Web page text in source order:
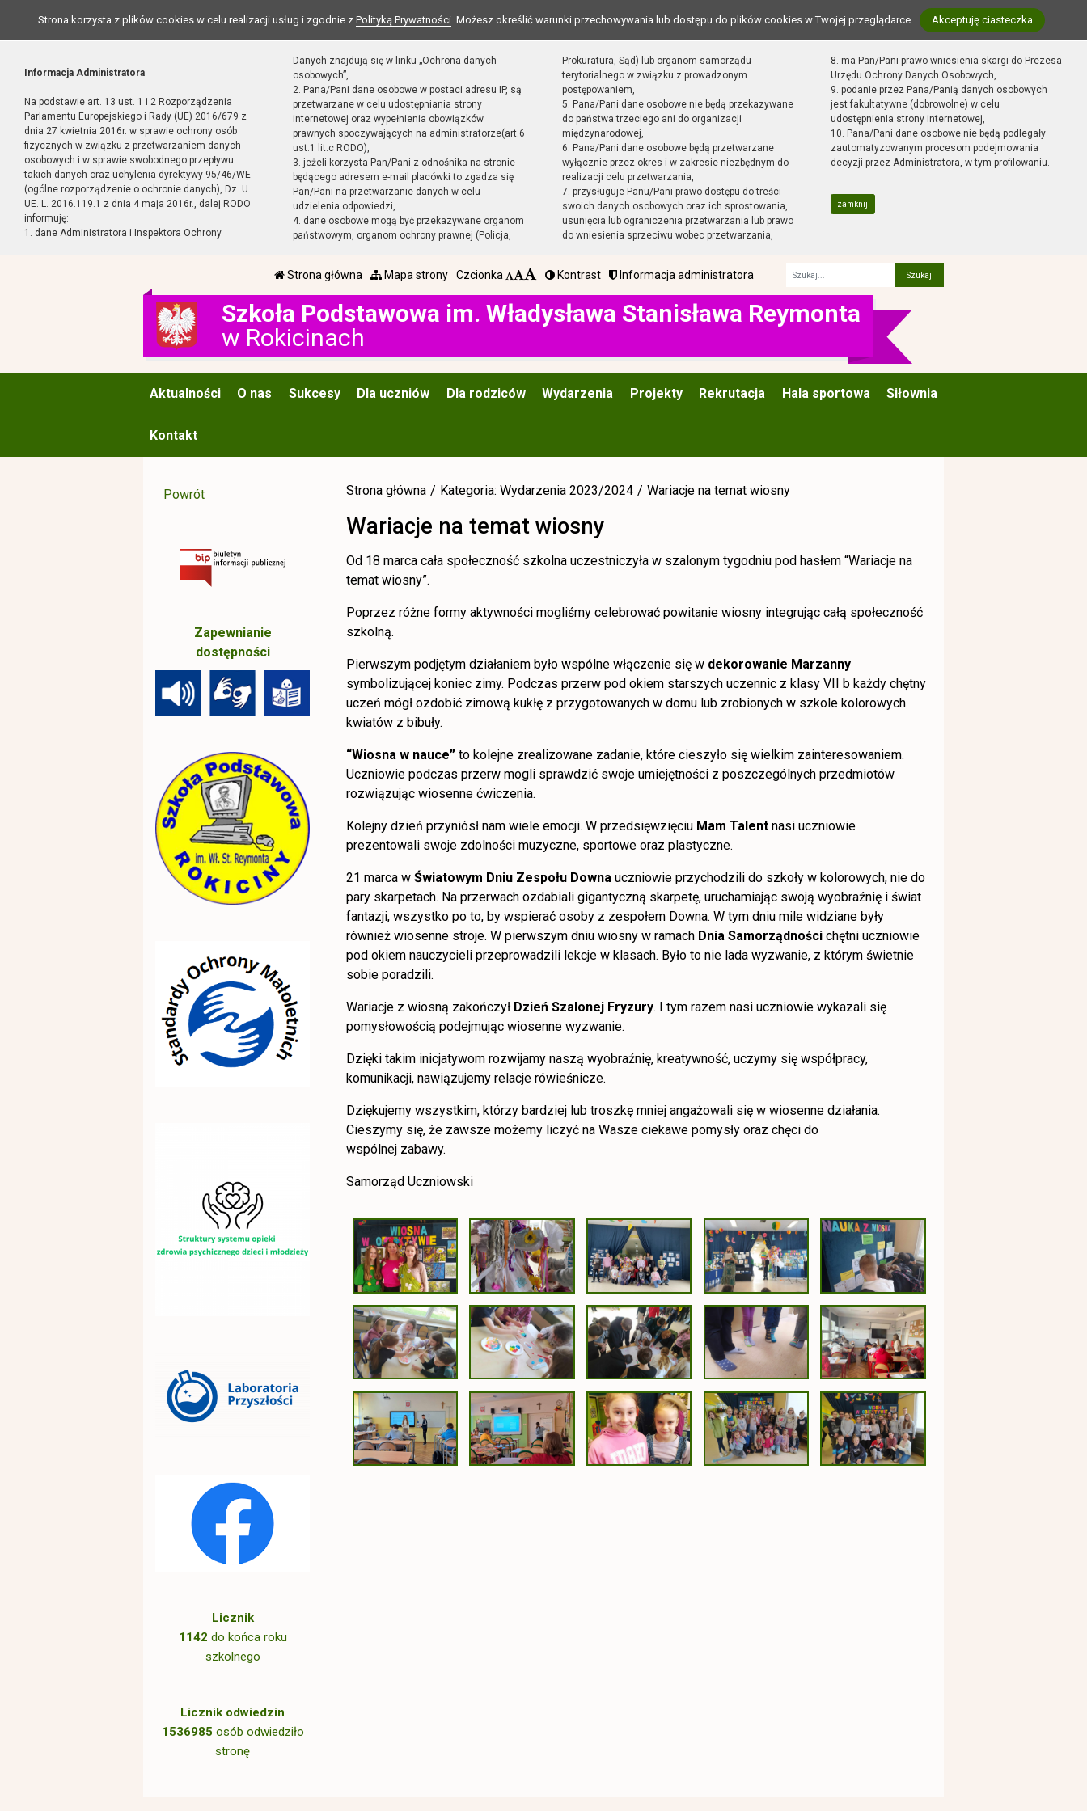
Strona korzysta z plików cookies w celu realizacji usług i zgodnie z Polityką Prywatności. Możesz określić warunki przechowywania lub dostępu do plików cookies w Twojej przeglądarce. Akceptuję ciasteczka
Informacja Administratora
Na podstawie art. 13 ust. 1 i 2 Rozporządzenia
Parlamentu Europejskiego i Rady (UE) 2016/679 z
dnia 27 kwietnia 2016r. w sprawie ochrony osób
fizycznych w związku z przetwarzaniem danych
osobowych i w sprawie swobodnego przepływu
takich danych oraz uchylenia dyrektywy 95/46/WE
(ogólne rozporządzenie o ochronie danych), Dz. U.
UE. L. 2016.119.1 z dnia 4 maja 2016r., dalej RODO
informuję:
1. dane Administratora i Inspektora Ochrony
Danych znajdują się w linku „Ochrona danych
osobowych”,
2. Pana/Pani dane osobowe w postaci adresu IP, są
przetwarzane w celu udostępniania strony
internetowej oraz wypełnienia obowiązków
prawnych spoczywających na administratorze(art.6
ust.1 lit.c RODO),
3. jeżeli korzysta Pan/Pani z odnośnika na stronie
będącego adresem e-mail placówki to zgadza się
Pan/Pani na przetwarzanie danych w celu
udzielenia odpowiedzi,
4. dane osobowe mogą być przekazywane organom
państwowym, organom ochrony prawnej (Policja,
Prokuratura, Sąd) lub organom samorządu
terytorialnego w związku z prowadzonym
postępowaniem,
5. Pana/Pani dane osobowe nie będą przekazywane
do państwa trzeciego ani do organizacji
międzynarodowej,
6. Pana/Pani dane osobowe będą przetwarzane
wyłącznie przez okres i w zakresie niezbędnym do
realizacji celu przetwarzania,
7. przysługuje Panu/Pani prawo dostępu do treści
swoich danych osobowych oraz ich sprostowania,
usunięcia lub ograniczenia przetwarzania lub prawo
do wniesienia sprzeciwu wobec przetwarzania,
8. ma Pan/Pani prawo wniesienia skargi do Prezesa
Urzędu Ochrony Danych Osobowych,
9. podanie przez Pana/Panią danych osobowych
jest fakultatywne (dobrowolne) w celu
udostępnienia strony internetowej,
10. Pana/Pani dane osobowe nie będą podlegały
zautomatyzowanym procesom podejmowania
decyzji przez Administratora, w tym profilowaniu.
zamknij
Strona główna Mapa strony Czcionka Kontrast Informacja administratora
Szkoła Podstawowa im. Władysława Stanisława Reymonta
w Rokicinach
Aktualności O nas Sukcesy Dla uczniów Dla rodziców Wydarzenia Projekty Rekrutacja Hala sportowa Siłownia
Kontakt
Strona główna Kategoria: Wydarzenia 2023/2024 Wariacje na temat wiosny
Wariacje na temat wiosny
Od 18 marca cała społeczność szkolna uczestniczyła w szalonym tygodniu pod hasłem “Wariacje na
temat wiosny”.
Poprzez różne formy aktywności mogliśmy celebrować powitanie wiosny integrując całą społeczność
szkolną.
Pierwszym podjętym działaniem było wspólne włączenie się w dekorowanie Marzanny
symbolizującej koniec zimy. Podczas przerw pod okiem starszych uczennic z klasy VII b każdy chętny
uczeń mógł ozdobić zimową kukłę z przygotowanych w domu lub zrobionych w szkole kolorowych
kwiatów z bibuły.
“Wiosna w nauce” to kolejne zrealizowane zadanie, które cieszyło się wielkim zainteresowaniem.
Uczniowie podczas przerw mogli sprawdzić swoje umiejętności z poszczególnych przedmiotów
rozwiązując wiosenne ćwiczenia.
Kolejny dzień przyniósł nam wiele emocji. W przedsięwzięciu Mam Talent nasi uczniowie
prezentowali swoje zdolności muzyczne, sportowe oraz plastyczne.
21 marca w Światowym Dniu Zespołu Downa uczniowie przychodzili do szkoły w kolorowych, nie do
pary skarpetach. Na przerwach ozdabiali gigantyczną skarpetę, uruchamiając swoją wyobraźnię i świat
fantazji, wszystko po to, by wspierać osoby z zespołem Downa. W tym dniu mile widziane były
również wiosenne stroje. W pierwszym dniu wiosny w ramach Dnia Samorządności chętni uczniowie
pod okiem nauczycieli przeprowadzili lekcje w klasach. Było to nie lada wyzwanie, z którym świetnie
sobie poradzili.
Wariacje z wiosną zakończył Dzień Szalonej Fryzury. I tym razem nasi uczniowie wykazali się
pomysłowością podejmując wiosenne wyzwanie.
Dzięki takim inicjatywom rozwijamy naszą wyobraźnię, kreatywność, uczymy się współpracy,
komunikacji, nawiązujemy relacje rówieśnicze.
Dziękujemy wszystkim, którzy bardziej lub troszkę mniej angażowali się w wiosenne działania.
Cieszymy się, że zawsze możemy liczyć na Wasze ciekawe pomysły oraz chęci do
wspólnej zabawy.
Samorząd Uczniowski
Powrót
Zapewnianie
dostępności
Licznik
1142 do końca roku
szkolnego
Licznik odwiedzin
1536985 osób odwiedziło
stronę